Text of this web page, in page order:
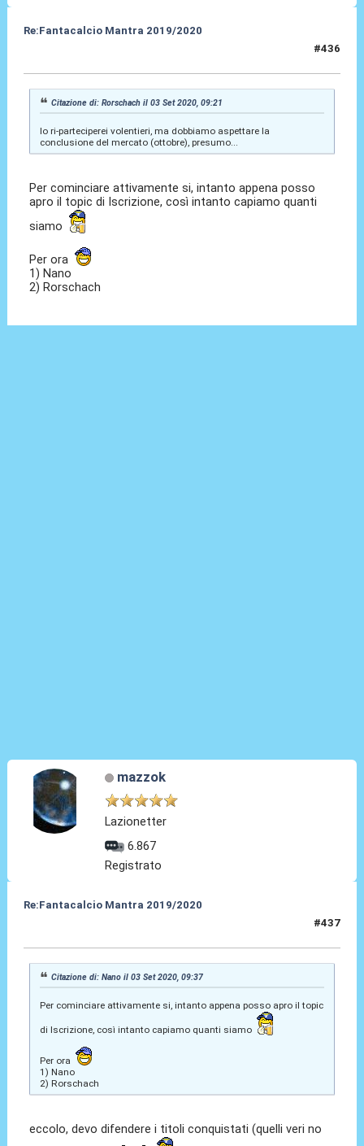
Re:Fantacalcio Mantra 2019/2020
#436
Citazione di: Rorschach il 03 Set 2020, 09:21
Io ri-parteciperei volentieri, ma dobbiamo aspettare la
conclusione del mercato (ottobre), presumo...
Per cominciare attivamente si, intanto appena posso
apro il topic di Iscrizione, così intanto capiamo quanti
siamo
Per ora
1) Nano
2) Rorschach
mazzok
Lazionetter
6.867
Registrato
Re:Fantacalcio Mantra 2019/2020
#437
Citazione di: Nano il 03 Set 2020, 09:37
Per cominciare attivamente si, intanto appena posso apro il topic
di Iscrizione, così intanto capiamo quanti siamo
Per ora
1) Nano
2) Rorschach
eccolo, devo difendere i titoli conquistati (quelli veri no